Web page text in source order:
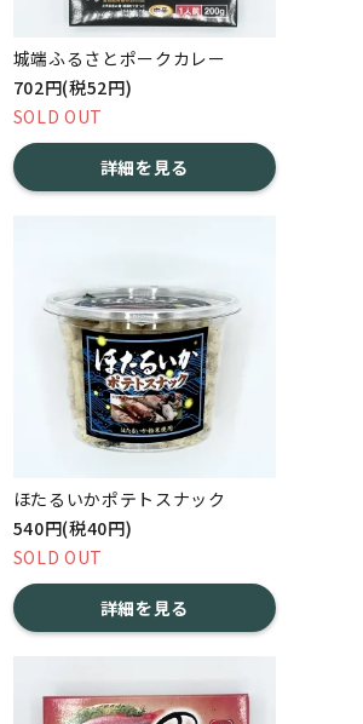
城端ふるさとポークカレー
702円(税52円)
SOLD OUT
詳細を見る
ほたるいかポテトスナック
540円(税40円)
SOLD OUT
詳細を見る